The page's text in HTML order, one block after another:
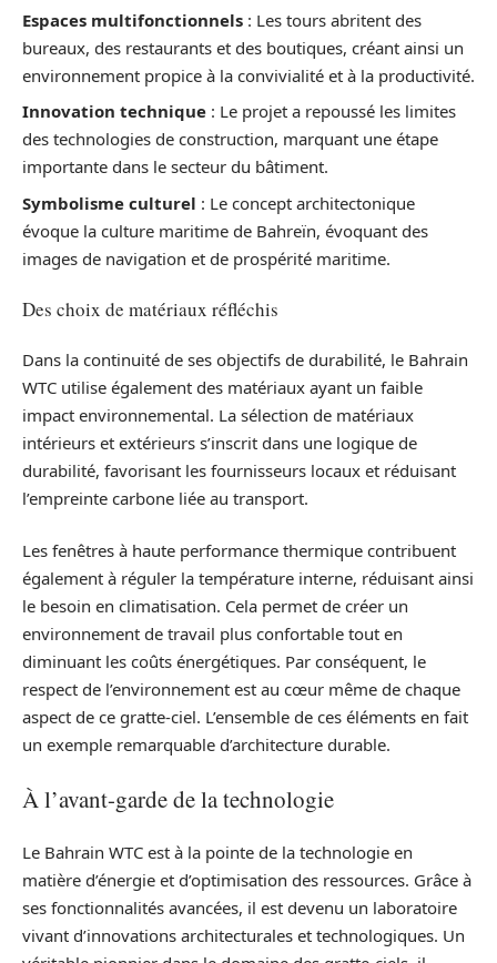
Espaces multifonctionnels : Les tours abritent des
bureaux, des restaurants et des boutiques, créant ainsi un
environnement propice à la convivialité et à la productivité.
Innovation technique : Le projet a repoussé les limites
des technologies de construction, marquant une étape
importante dans le secteur du bâtiment.
Symbolisme culturel : Le concept architectonique
évoque la culture maritime de Bahreïn, évoquant des
images de navigation et de prospérité maritime.
Des choix de matériaux réfléchis
Dans la continuité de ses objectifs de durabilité, le Bahrain
WTC utilise également des matériaux ayant un faible
impact environnemental. La sélection de matériaux
intérieurs et extérieurs s’inscrit dans une logique de
durabilité, favorisant les fournisseurs locaux et réduisant
l’empreinte carbone liée au transport.
Les fenêtres à haute performance thermique contribuent
également à réguler la température interne, réduisant ainsi
le besoin en climatisation. Cela permet de créer un
environnement de travail plus confortable tout en
diminuant les coûts énergétiques. Par conséquent, le
respect de l’environnement est au cœur même de chaque
aspect de ce gratte-ciel. L’ensemble de ces éléments en fait
un exemple remarquable d’architecture durable.
À l’avant-garde de la technologie
Le Bahrain WTC est à la pointe de la technologie en
matière d’énergie et d’optimisation des ressources. Grâce à
ses fonctionnalités avancées, il est devenu un laboratoire
vivant d’innovations architecturales et technologiques. Un